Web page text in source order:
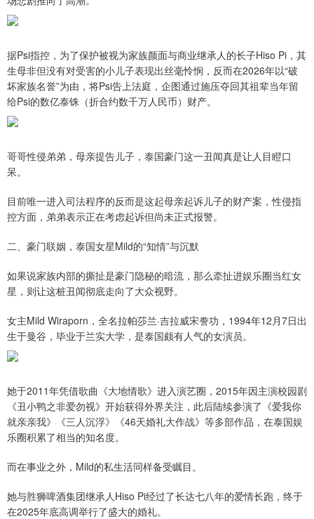
据Psi指控，为了保护被视为家族颜面与商业继承人的长子Hiso Pi，其
生母非但没有对受害的小儿子表现出丝毫怜悯，反而在2026年以“破
坏家族名誉”为由，将Psi告上法庭，企图通过施压夺回其祖辈当年留
给Psi的数亿泰铢（折合约数千万人民币）财产。
哥哥性侵弟弟，母亲提告儿子，泰国豪门这一丑闻真是让人目瞪口
呆。
目前唯一进入司法程序的反而是这起母亲起诉儿子的财产案，性侵指
控方面，弟弟表示正在考虑起诉但尚未正式报警。
二、豪门联姻，泰国女星Mild的“知情”与沉默
如果说家族内部的撕扯是豪门隐秘的暗流，那么牵扯进娱乐圈当红女
星，则让这桩丑闻彻底走向了大众视野。
女主Mild Wiraporn，全名拉帕莎兰·吉拉威宋誊功，1994年12月7日出
生于曼谷，毕业于兰实大学，是泰国颇有人气的女演员。
她于2011年凭借歌曲《大地情歌》进入演艺圈，2015年因主演校园剧
《丑小鸭之非爱勿视》开始获得外界关注，此后陆续参演了《爱我你
就亲亲我》《三人沉浮》《46天婚礼大作战》等多部作品，在泰国娱
乐圈积累了相当的知名度。
而在事业之外，Mild的私生活同样备受瞩目。
她与胜狮啤酒集团继承人Hiso Pi经过了长达七八年的爱情长跑，终于
在2025年底高调举行了盛大的婚礼。